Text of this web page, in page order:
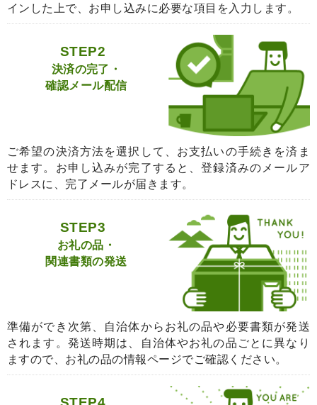
インした上で、お申し込みに必要な項目を入力します。
STEP2
決済の完了・
確認メール配信
ご希望の決済方法を選択して、お支払いの手続きを済ま
せます。お申し込みが完了すると、登録済みのメールア
ドレスに、完了メールが届きます。
STEP3
お礼の品・
関連書類の発送
準備ができ次第、自治体からお礼の品や必要書類が発送
されます。発送時期は、自治体やお礼の品ごとに異なり
ますので、お礼の品の情報ページでご確認ください。